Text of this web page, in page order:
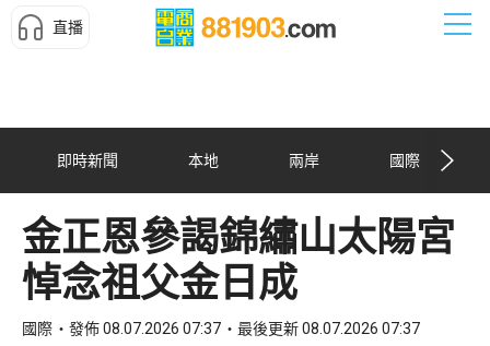
直播
即時新聞 本地 兩岸 國際
金正恩參謁錦繡山太陽宮
悼念祖父金日成
國際 發佈 08.07.2026 07:37 最後更新 08.07.2026 07:37